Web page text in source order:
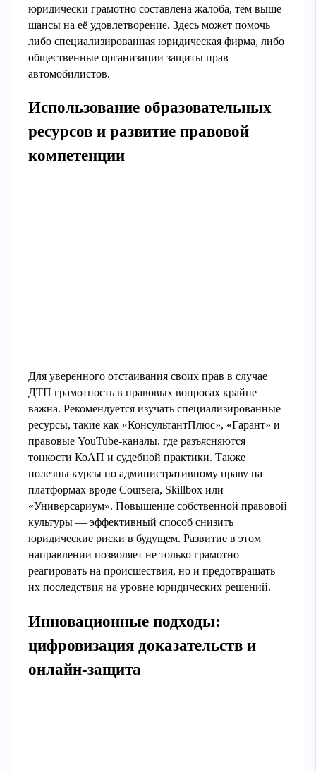
юридически грамотно составлена жалоба, тем выше
шансы на её удовлетворение. Здесь может помочь
либо специализированная юридическая фирма, либо
общественные организации защиты прав
автомобилистов.
Использование образовательных
ресурсов и развитие правовой
компетенции
Для уверенного отстаивания своих прав в случае
ДТП грамотность в правовых вопросах крайне
важна. Рекомендуется изучать специализированные
ресурсы, такие как «КонсультантПлюс», «Гарант» и
правовые YouTube-каналы, где разъясняются
тонкости КоАП и судебной практики. Также
полезны курсы по административному праву на
платформах вроде Coursera, Skillbox или
«Универсариум». Повышение собственной правовой
культуры — эффективный способ снизить
юридические риски в будущем. Развитие в этом
направлении позволяет не только грамотно
реагировать на происшествия, но и предотвращать
их последствия на уровне юридических решений.
Инновационные подходы:
цифровизация доказательств и
онлайн-защита